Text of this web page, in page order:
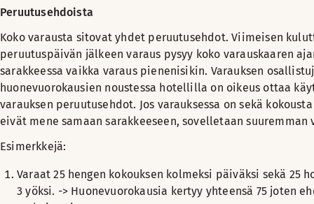
Peruutusehdoista
Koko varausta sitovat yhdet peruutusehdot. Viimeisen
peruutuspäivän jälkeen varaus pysyy koko varauskaaren
sarakkeessa vaikka varaus pienenisikin. Varauksen
huonevuorokausien noustessa hotellilla on oikeus ottaa
varauksen peruutusehdot. Jos varauksessa on sekä
eivät mene samaan sarakkeeseen, sovelletaan suuremman
Esimerkkejä:
Varaat 25 hengen kokouksen kolmeksi päiväksi sekä 25
3 yöksi. -> Huonevuorokausia kertyy yhteensä 75 joten